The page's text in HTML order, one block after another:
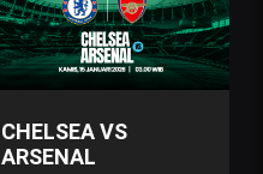
CHELSEA VS
ARSENAL